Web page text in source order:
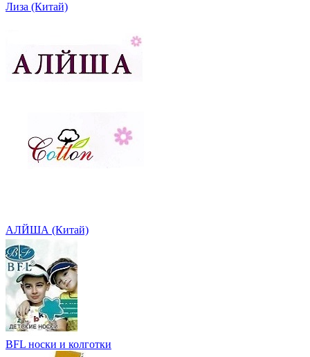
Лиза (Китай)
АЛЙША (Китай)
BFL носки и колготки